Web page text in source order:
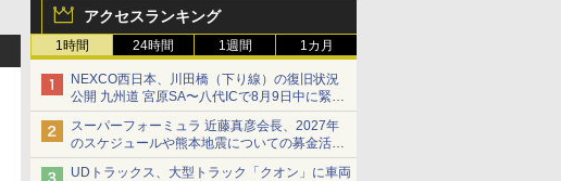
アクセスランキング
1時間 24時間 1週間 1カ月
NEXCO西日本、川田橋（下り線）の復旧状況
公開 九州道 宮原SA〜八代ICで8月9日中に緊急
車両を通行可能に
スーパーフォーミュラ 近藤真彦会長、2027年
のスケジュールや熊本地震についての募金活動
を紹介
UDトラックス、大型トラック「クオン」に車両